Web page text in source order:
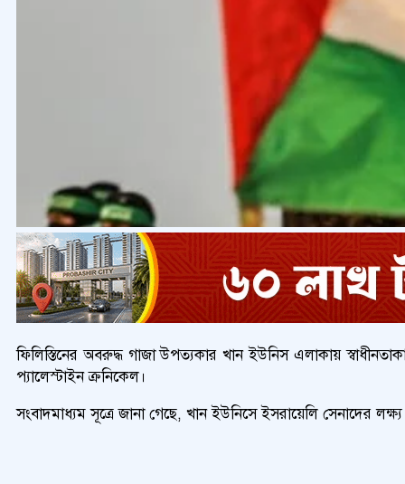
ফিলিস্তিনের অবরুদ্ধ গাজা উপত্যকার খান ইউনিস এলাকায়
প্যালেস্টাইন ক্রনিকেল।
সংবাদমাধ্যম সূত্রে জানা গেছে, খান ইউনিসে ইসরায়েলি সেনাদের